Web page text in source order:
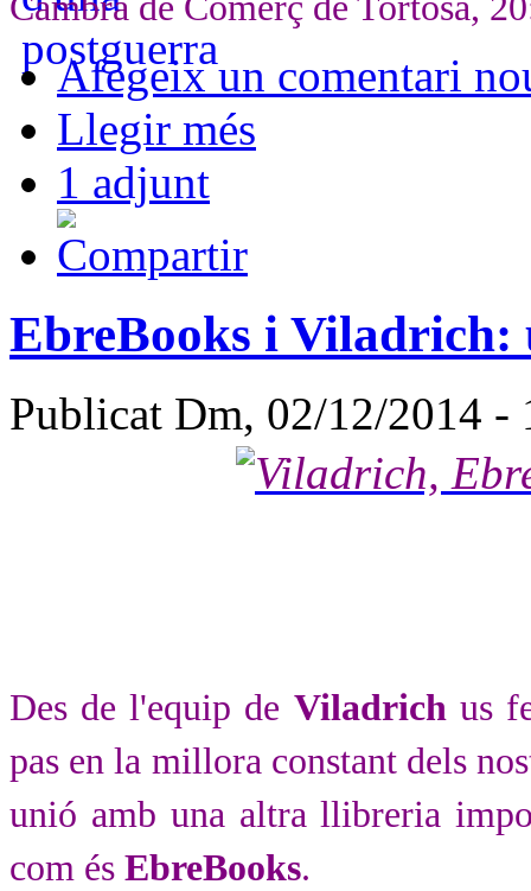
Afegeix un comentari
Llegir més
1 adjunt
EbreBooks i Viladrich:
Publicat Dm, 02/12/2014 -
Des de l'equip de Viladrichus
pas en la millora constant dels
unió amb una altra llibreria
com és EbreBooks.